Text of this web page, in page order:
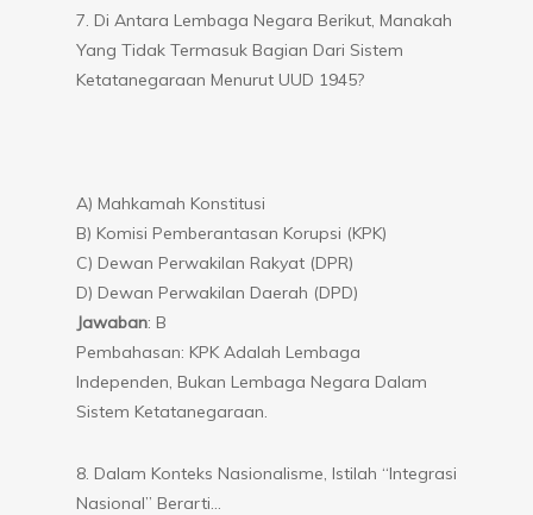
7. Di Antara Lembaga Negara Berikut, Manakah
Yang Tidak Termasuk Bagian Dari Sistem
Ketatanegaraan Menurut UUD 1945?
A) Mahkamah Konstitusi
B) Komisi Pemberantasan Korupsi (KPK)
C) Dewan Perwakilan Rakyat (DPR)
D) Dewan Perwakilan Daerah (DPD)
Jawaban: B
Pembahasan: KPK Adalah Lembaga
Independen, Bukan Lembaga Negara Dalam
Sistem Ketatanegaraan.
8. Dalam Konteks Nasionalisme, Istilah “Integrasi
Nasional” Berarti…